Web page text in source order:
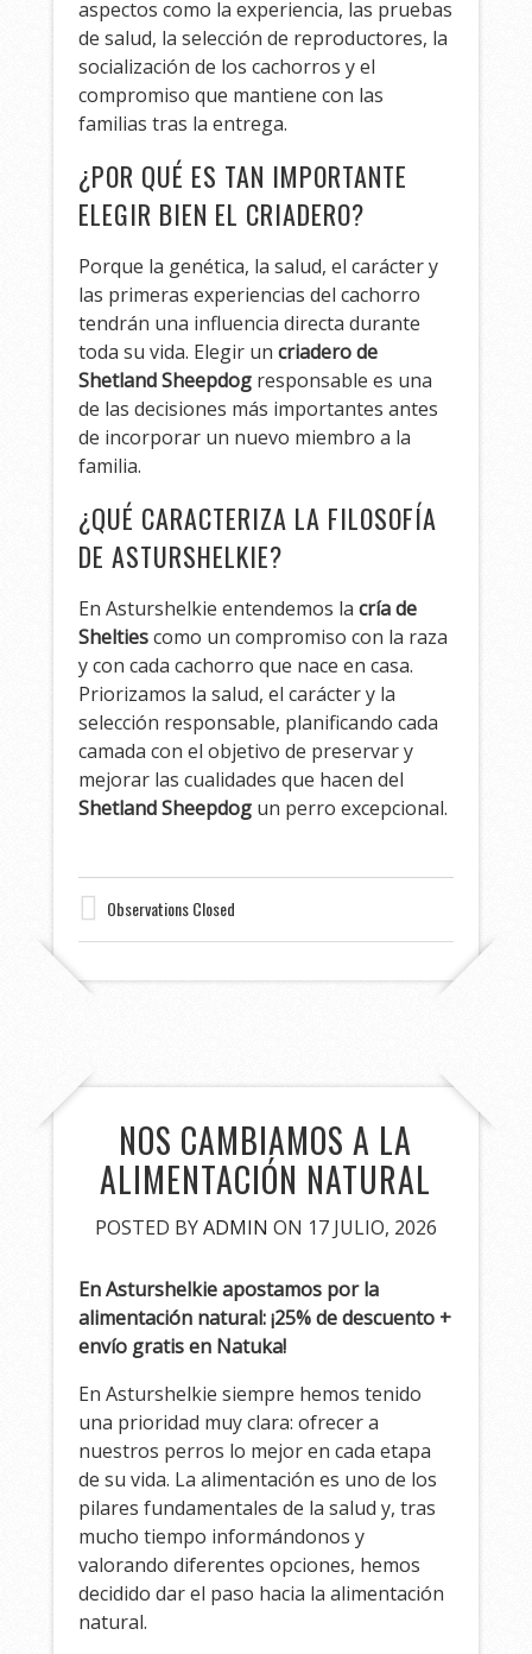
aspectos como la experiencia, las pruebas
de salud, la selección de reproductores, la
socialización de los cachorros y el
compromiso que mantiene con las
familias tras la entrega.
¿POR QUÉ ES TAN IMPORTANTE
ELEGIR BIEN EL CRIADERO?
Porque la genética, la salud, el carácter y
las primeras experiencias del cachorro
tendrán una influencia directa durante
toda su vida. Elegir uncriadero de
Shetland Sheepdog responsable es una
de las decisiones más importantes antes
de incorporar un nuevo miembro a la
familia.
¿QUÉ CARACTERIZA LA FILOSOFÍA
DE ASTURSHELKIE?
En Asturshelkie entendemos lacría de
Sheltiescomo un compromiso con la raza
y con cada cachorro que nace en casa.
Priorizamos la salud, el carácter y la
selección responsable, planificando cada
camada con el objetivo de preservar y
mejorar las cualidades que hacen del
Shetland Sheepdog un perro excepcional.
Observations Closed
NOS CAMBIAMOS A LA
ALIMENTACIÓN NATURAL
POSTED BYADMIN ON 17 JULIO, 2026
En Asturshelkie apostamos por la
alimentación natural: ¡25% de descuento +
envío gratis en Natuka!
En Asturshelkie siempre hemos tenido
una prioridad muy clara: ofrecer a
nuestros perros lo mejor en cada etapa
de su vida. La alimentación es uno de los
pilares fundamentales de la salud y, tras
mucho tiempo informándonos y
valorando diferentes opciones, hemos
decidido dar el paso hacia la alimentación
natural.